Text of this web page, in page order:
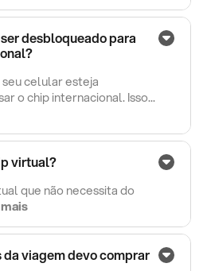
desbloqueado para
celular esteja
o chip internacional. Isso...
virtual?
que não necessita do
viagem devo comprar